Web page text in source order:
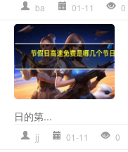
ba 01-11 0
日的第...
jj 01-11 0